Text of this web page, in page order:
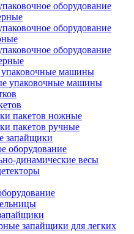
оборудование
оборудование
оборудование
упаковочные машины
упаковочные машины
пакетов ножные
пакетов ручные
запайщики
оборудование
динамические весы
запайщики для легких